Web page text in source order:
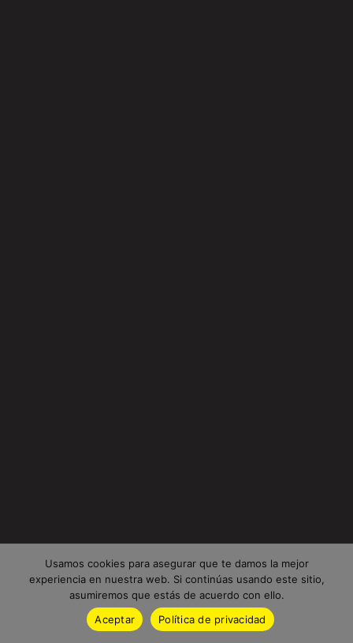
Usamos cookies para asegurar que te damos la mejor
experiencia en nuestra web. Si continúas usando este sitio,
asumiremos que estás de acuerdo con ello.
Aceptar
Política de privacidad